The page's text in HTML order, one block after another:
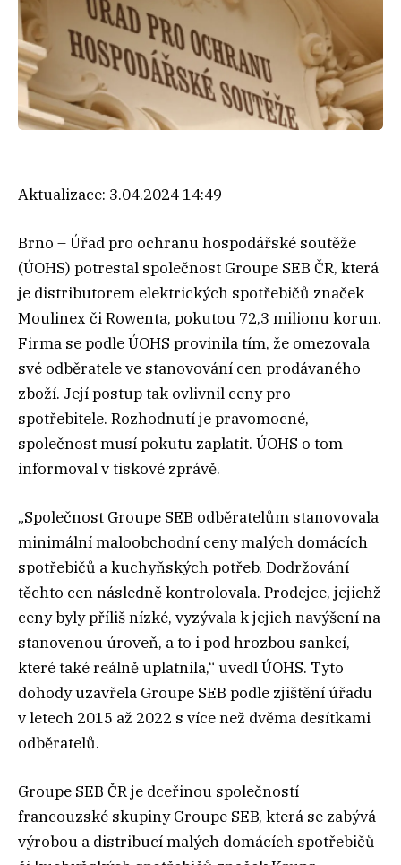
Aktualizace: 3.04.2024 14:49
Brno – Úřad pro ochranu hospodářské soutěže
(ÚOHS) potrestal společnost Groupe SEB ČR, která
je distributorem elektrických spotřebičů značek
Moulinex či Rowenta, pokutou 72,3 milionu korun.
Firma se podle ÚOHS provinila tím, že omezovala
své odběratele ve stanovování cen prodávaného
zboží. Její postup tak ovlivnil ceny pro
spotřebitele. Rozhodnutí je pravomocné,
společnost musí pokutu zaplatit. ÚOHS o tom
informoval v tiskové zprávě.
„Společnost Groupe SEB odběratelům stanovovala
minimální maloobchodní ceny malých domácích
spotřebičů a kuchyňských potřeb. Dodržování
těchto cen následně kontrolovala. Prodejce, jejichž
ceny byly příliš nízké, vyzývala k jejich navýšení na
stanovenou úroveň, a to i pod hrozbou sankcí,
které také reálně uplatnila,“ uvedl ÚOHS. Tyto
dohody uzavřela Groupe SEB podle zjištění úřadu
v letech 2015 až 2022 s více než dvěma desítkami
odběratelů.
Groupe SEB ČR je dceřinou společností
francouzské skupiny Groupe SEB, která se zabývá
výrobou a distribucí malých domácích spotřebičů